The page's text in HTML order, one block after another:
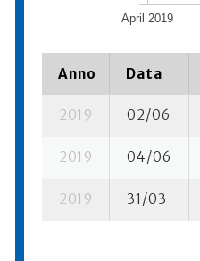
April 2019
Anno Data
2019 02/06
2019 04/06
2019 31/03